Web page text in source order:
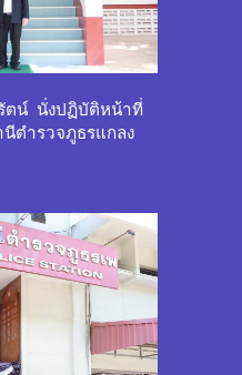
ตน์ นั่งปฏิบัติหน้าที่
ตำรวจภูธรแกลง